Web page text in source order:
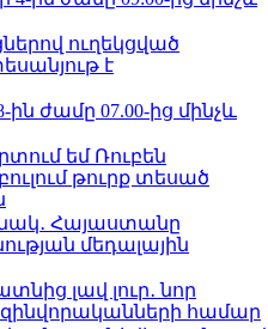
ուղեկցված
է
ին ժամը 07.00-ից մինչև
եմ Ռուբեն
թուրք տեսած
Հայաստանը
մեդալային
լավ լուր․ նոր
զինվորականների համար